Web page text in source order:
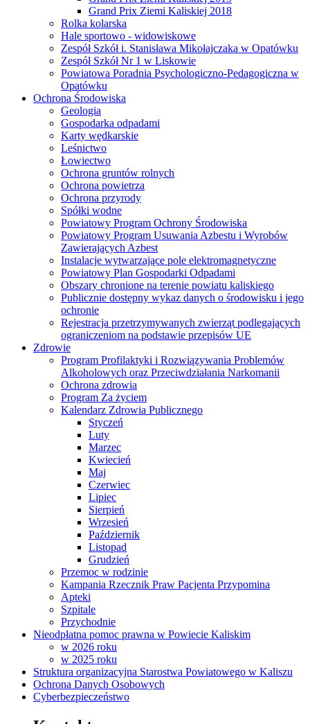
Grand Prix Ziemi Kaliskiej 2018
Rolka kolarska
Hale sportowo - widowiskowe
Zespół Szkół i. Stanisława Mikołajczaka w Opatówku
Zespół Szkół Nr 1 w Liskowie
Powiatowa Poradnia Psychologiczno-Pedagogiczna w
Opatówku
Ochrona Środowiska
Geologia
Gospodarka odpadami
Karty wędkarskie
Leśnictwo
Łowiectwo
Ochrona gruntów rolnych
Ochrona powietrza
Ochrona przyrody
Spółki wodne
Powiatowy Program Ochrony Środowiska
Powiatowy Program Usuwania Azbestu i Wyrobów
Zawierających Azbest
Instalacje wytwarzające pole elektromagnetyczne
Powiatowy Plan Gospodarki Odpadami
Obszary chronione na terenie powiatu kaliskiego
Publicznie dostępny wykaz danych o środowisku i jego
ochronie
Rejestracja przetrzymywanych zwierząt podlegających
ograniczeniom na podstawie przepisów UE
Zdrowie
Program Profilaktyki i Rozwiązywania Problemów
Alkoholowych oraz Przeciwdziałania Narkomanii
Ochrona zdrowia
Program Za życiem
Kalendarz Zdrowia Publicznego
Styczeń
Luty
Marzec
Kwiecień
Maj
Czerwiec
Lipiec
Sierpień
Wrzesień
Październik
Listopad
Grudzień
Przemoc w rodzinie
Kampania Rzecznik Praw Pacjenta Przypomina
Apteki
Szpitale
Przychodnie
Nieodpłatna pomoc prawna w Powiecie Kaliskim
w 2026 roku
w 2025 roku
Struktura organizacyjna Starostwa Powiatowego w Kaliszu
Ochrona Danych Osobowych
Cyberbezpieczeństwo